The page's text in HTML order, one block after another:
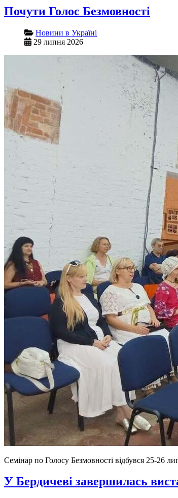
Почути Голос Безмовності
Новини в Україні
29 липня 2026
Семінар по Голосу Безмовності відбувся 25-26
У Бердичеві завершилась